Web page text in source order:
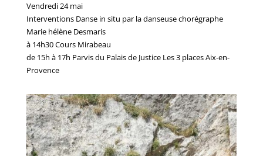
Vendredi 24 mai
Interventions Danse in situ par la danseuse chorégraphe
Marie hélène Desmaris
à 14h30 Cours Mirabeau
de 15h à 17h Parvis du Palais de Justice Les 3 places Aix-en-
Provence